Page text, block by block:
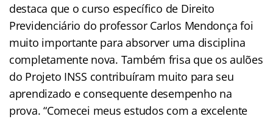
destaca que o curso específico de Direito
Previdenciário do professor Carlos Mendonça foi
muito importante para absorver uma disciplina
completamente nova. Também frisa que os aulões
do Projeto INSS contribuíram muito para seu
aprendizado e consequente desempenho na
prova. “Comecei meus estudos com a excelente